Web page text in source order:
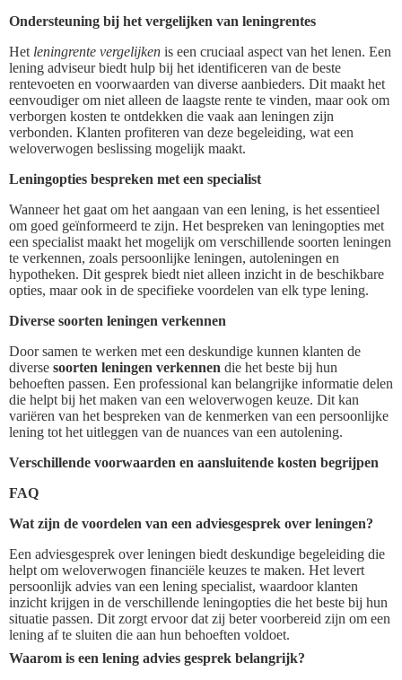
Ondersteuning bij het vergelijken van leningrentes
Het leningrente vergelijken is een cruciaal aspect van het lenen. Een
lening adviseur biedt hulp bij het identificeren van de beste
rentevoeten en voorwaarden van diverse aanbieders. Dit maakt het
eenvoudiger om niet alleen de laagste rente te vinden, maar ook om
verborgen kosten te ontdekken die vaak aan leningen zijn
verbonden. Klanten profiteren van deze begeleiding, wat een
weloverwogen beslissing mogelijk maakt.
Leningopties bespreken met een specialist
Wanneer het gaat om het aangaan van een lening, is het essentieel
om goed geïnformeerd te zijn. Het bespreken van leningopties met
een specialist maakt het mogelijk om verschillende soorten leningen
te verkennen, zoals persoonlijke leningen, autoleningen en
hypotheken. Dit gesprek biedt niet alleen inzicht in de beschikbare
opties, maar ook in de specifieke voordelen van elk type lening.
Diverse soorten leningen verkennen
Door samen te werken met een deskundige kunnen klanten de
diverse soorten leningen verkennen die het beste bij hun
behoeften passen. Een professional kan belangrijke informatie delen
die helpt bij het maken van een weloverwogen keuze. Dit kan
variëren van het bespreken van de kenmerken van een persoonlijke
lening tot het uitleggen van de nuances van een autolening.
Verschillende voorwaarden en aansluitende kosten begrijpen
FAQ
Wat zijn de voordelen van een adviesgesprek over leningen?
Een adviesgesprek over leningen biedt deskundige begeleiding die
helpt om weloverwogen financiële keuzes te maken. Het levert
persoonlijk advies van een lening specialist, waardoor klanten
inzicht krijgen in de verschillende leningopties die het beste bij hun
situatie passen. Dit zorgt ervoor dat zij beter voorbereid zijn om een
lening af te sluiten die aan hun behoeften voldoet.
Waarom is een lening advies gesprek belangrijk?